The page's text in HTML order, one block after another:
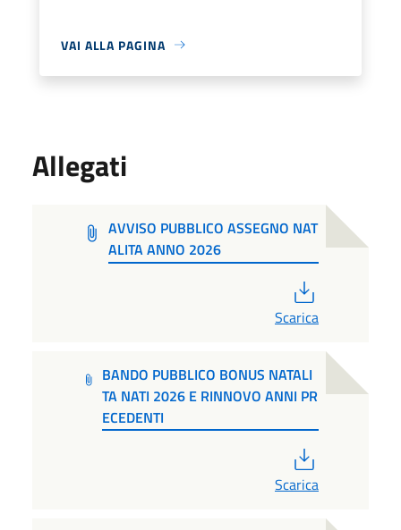
VAI ALLA PAGINA
Allegati
AVVISO PUBBLICO ASSEGNO NAT
ALITA ANNO 2026
Scarica
BANDO PUBBLICO BONUS NATALI
TA NATI 2026 E RINNOVO ANNI PR
ECEDENTI
Scarica